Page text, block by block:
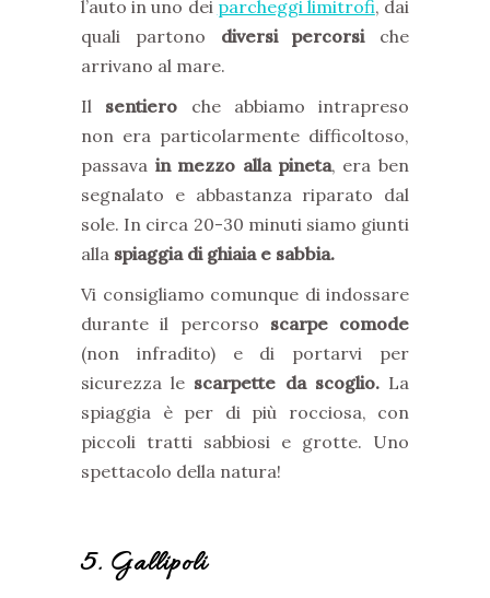
l’auto in uno dei parcheggi limitrofi, dai
quali partono diversi percorsiche
arrivano al mare.
Il sentiero che abbiamo intrapreso
non era particolarmente difficoltoso,
passava in mezzo alla pineta, era ben
segnalato e abbastanza riparato dal
sole. In circa 20-30 minuti siamo giunti
alla spiaggia di ghiaia e sabbia.
Vi consigliamo comunque di indossare
durante il percorso scarpe comode
(non infradito) e di portarvi per
sicurezza le scarpette da scoglio.La
spiaggia è per di più rocciosa, con
piccoli tratti sabbiosi e grotte. Uno
spettacolo della natura!
5. Gallipoli